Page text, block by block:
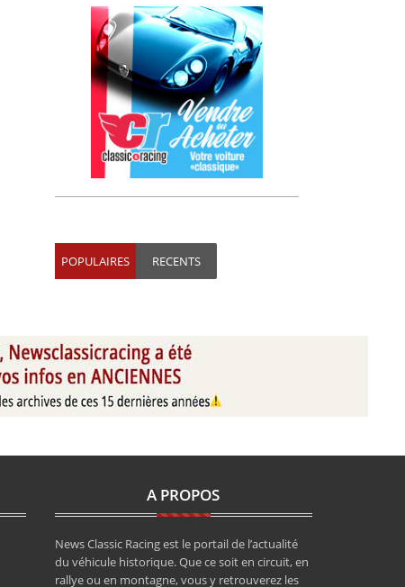
POPULAIRES RECENTS
A PROPOS
News Classic Racing est le portail de l’actualité
du véhicule historique. Que ce soit en circuit, en
rallye ou en montagne, vous y retrouverez les